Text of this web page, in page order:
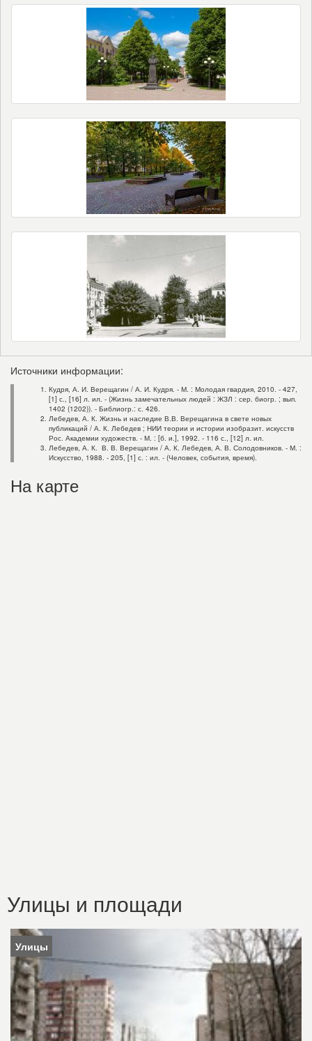
Источники информации:
Кудря, А. И. Верещагин / А. И. Кудря. - М. : Молодая гвардия, 2010. - 427,
[1] с., [16] л. ил. - (Жизнь замечательных людей : ЖЗЛ : сер. биогр. ; вып.
1402 (1202)). - Библиогр.: с. 426.
Лебедев, А. К. Жизнь и наследие В.В. Верещагина в свете новых
публикаций / А. К. Лебедев ; НИИ теории и истории изобразит. искусств
Рос. Академии художеств. - М. : [б. и.], 1992. - 116 с., [12] л. ил.
Лебедев, А. К. В. В. Верещагин / А. К. Лебедев, А. В. Солодовников. - М. :
Искусство, 1988. - 205, [1] с. : ил. - (Человек, события, время).
На карте
Улицы и площади
Улицы